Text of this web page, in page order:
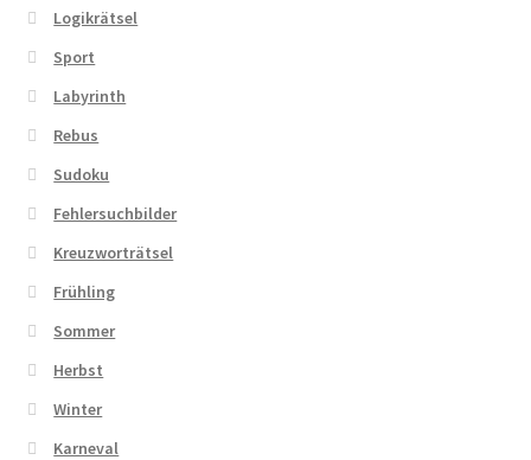
Logikrätsel
Sport
Labyrinth
Rebus
Sudoku
Fehlersuchbilder
Kreuzworträtsel
Frühling
Sommer
Herbst
Winter
Karneval